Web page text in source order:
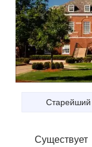
Старейший